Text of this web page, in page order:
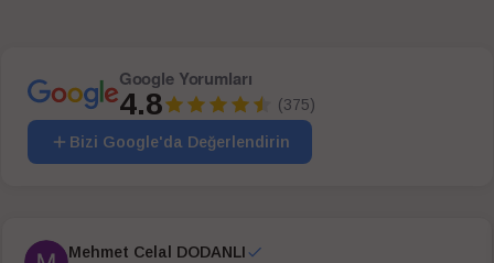
Google Yorumları
4.8 (375)
Bizi Google'da Değerlendirin
Mehmet Celal DODANLI